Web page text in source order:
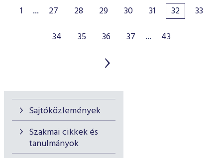
Sajtóközlemények
Szakmai cikkek és
tanulmányok
1 ... 27 28 29 30 31 32
33
34
35 36 37 ... 43